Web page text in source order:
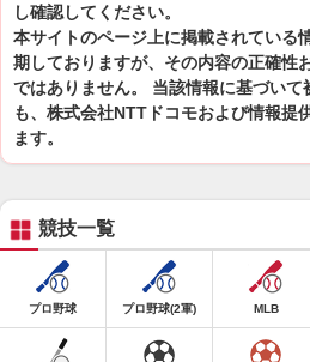
し確認してください。
本サイトのページ上に掲載されている
期しておりますが、その内容の正確性
ではありません。 当該情報に基づい
も、株式会社NTTドコモおよび情報提
ます。
競技一覧
プロ野球 プロ野球(2軍) MLB